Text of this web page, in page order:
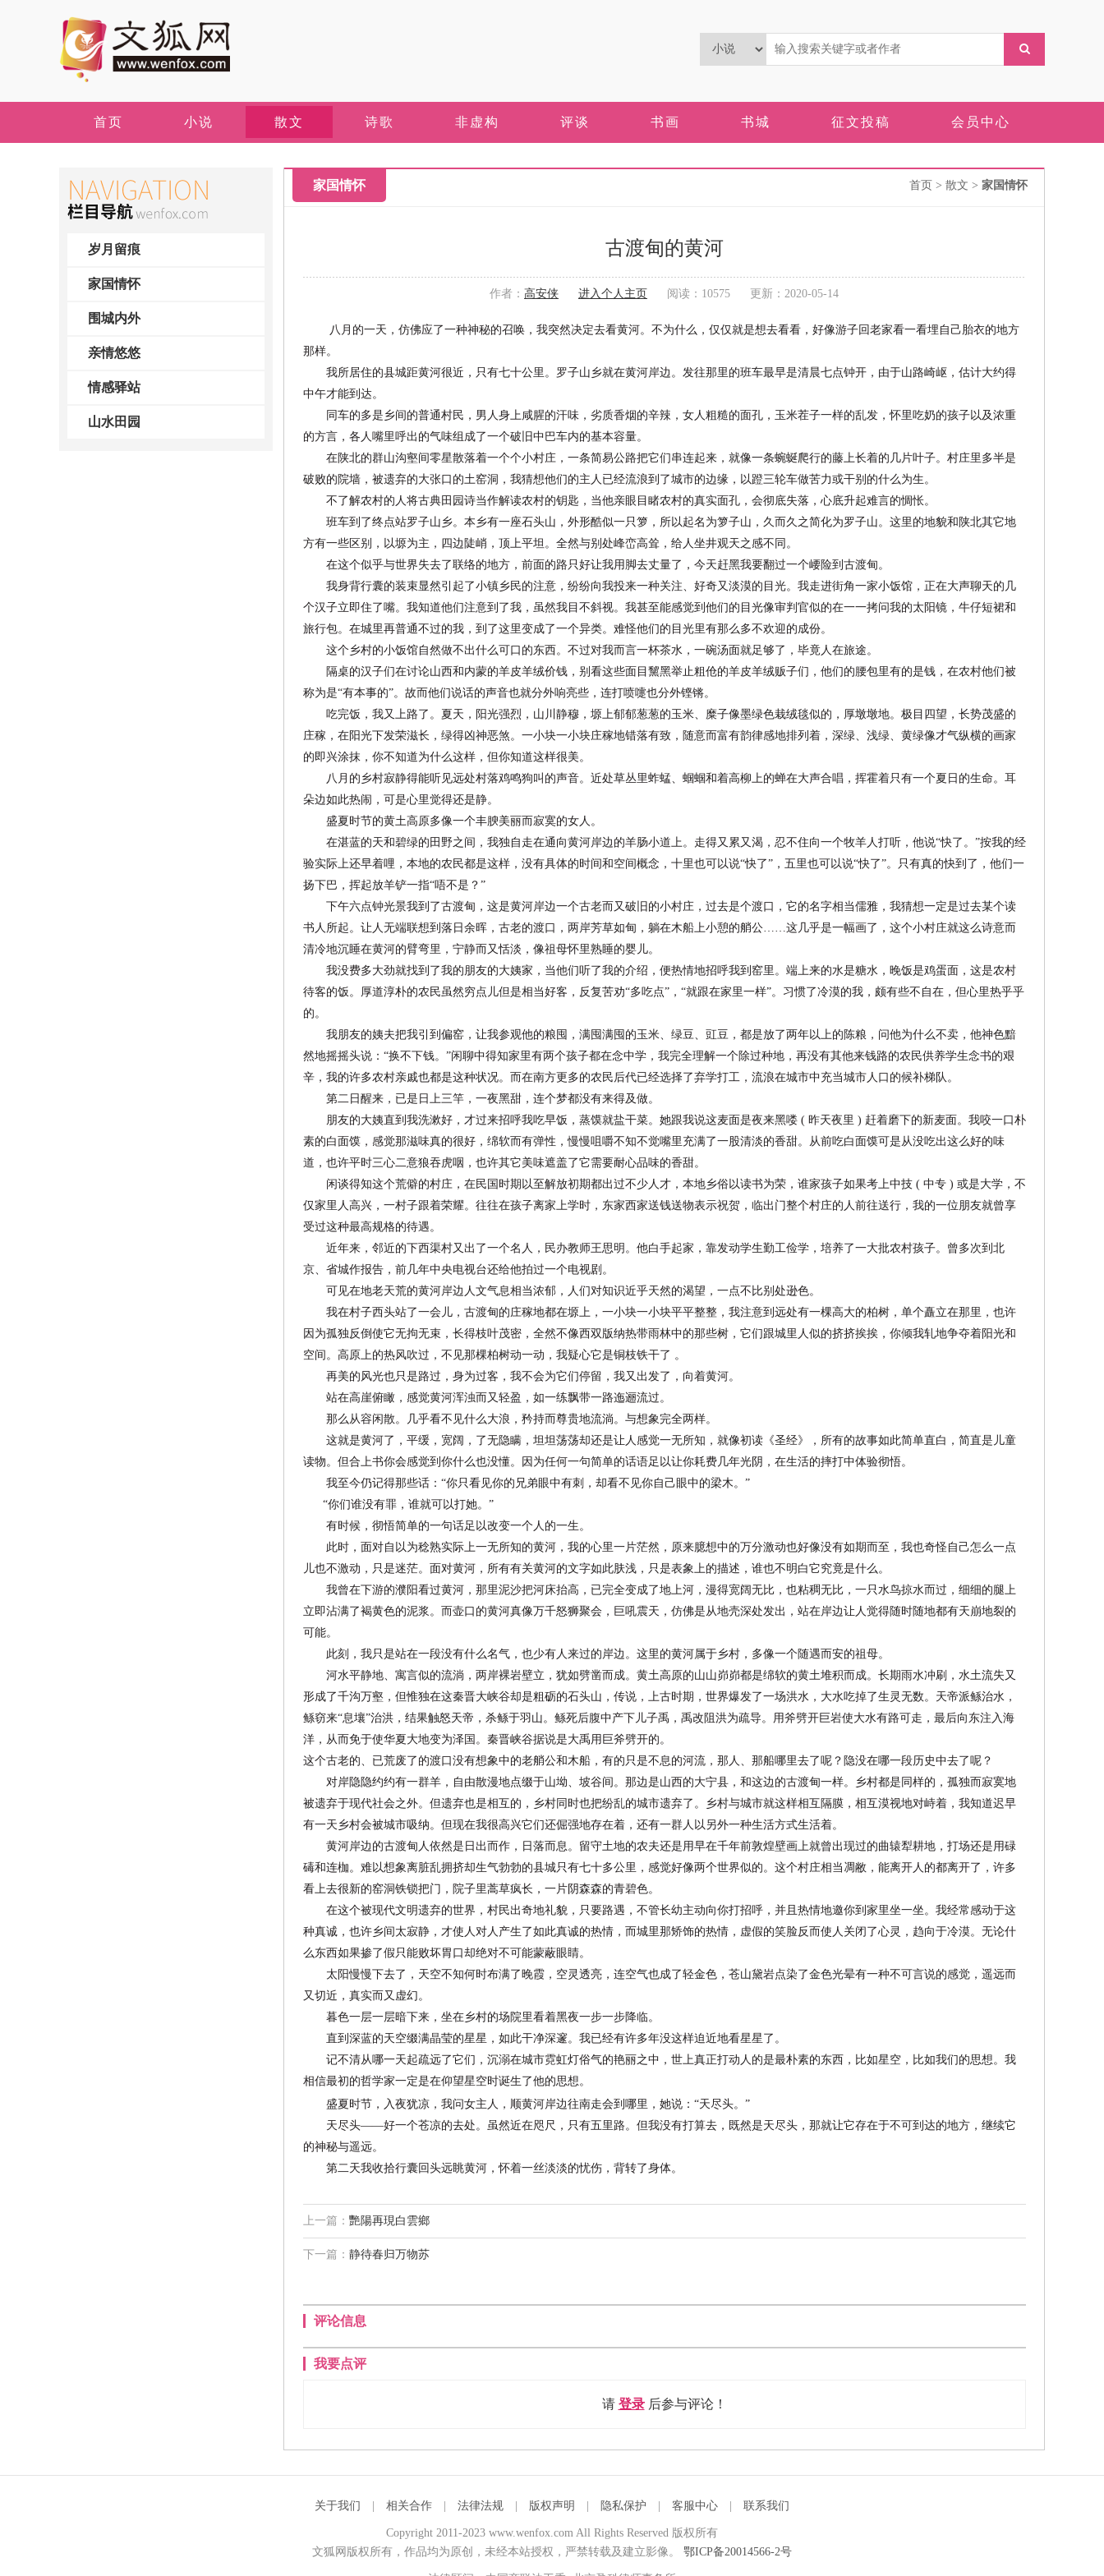
首页 小说 散文 诗歌 非虚构 评谈 书画 书城 征文投稿 会员中心
岁月留痕
家国情怀
围城内外
亲情悠悠
情感驿站
山水田园
家国情怀 首页 > 散文 > 家国情怀
古渡甸的黄河
作者： 高安侠 进入个人主页 阅读：10575 更新：2020-05-14
八月的一天，仿佛应了一种神秘的召唤，我突然决定去看黄河。不为什么，仅仅就是想去看看，好像游子回老家看一看埋自己胎衣的地方
那样。
我所居住的县城距黄河很近，只有七十公里。罗子山乡就在黄河岸边。发往那里的班车最早是清晨七点钟开，由于山路崎岖，估计大约得
中午才能到达。
同车的多是乡间的普通村民，男人身上咸腥的汗味，劣质香烟的辛辣，女人粗糙的面孔，玉米茬子一样的乱发，怀里吃奶的孩子以及浓重
的方言，各人嘴里呼出的气味组成了一个破旧中巴车内的基本容量。
在陕北的群山沟壑间零星散落着一个个小村庄，一条简易公路把它们串连起来，就像一条蜿蜒爬行的藤上长着的几片叶子。村庄里多半是
破败的院墙，被遗弃的大张口的土窑洞，我猜想他们的主人已经流浪到 了城市的边缘，以蹬三轮车做苦力或干别的什么为生。
不了解农村的人将古典田园诗当作解读农村的钥匙，当他亲眼目睹农村的真实面孔，会彻底失落，心底升起难言的惆怅。
班车到了终点站罗子山乡。本乡有一座石头山，外形酷似一只箩， 所以起名为箩子山，久而久之简化为罗子山。这里的地貌和陕北其它地
方有一些区别，以塬为主，四边陡峭，顶上平坦。全然与别处峰峦高耸， 给人坐井观天之感不同。
在这个似乎与世界失去了联络的地方，前面的路只好让我用脚去丈量了，今天赶黑我要翻过一个崾险到古渡甸。
我身背行囊的装束显然引起了小镇乡民的注意，纷纷向我投来一种关注、好奇又淡漠的目光。我走进街角一家小饭馆，正在大声聊天的几
个汉子立即住了嘴。我知道他们注意到了我，虽然我目不斜视。我甚至能感觉到他们的目光像审判官似的在一一拷问我的太阳镜，牛仔短裙和
旅行包。在城里再普通不过的我，到了这里变成了一个异类。难怪他们 的目光里有那么多不欢迎的成份。
这个乡村的小饭馆自然做不出什么可口的东西。不过对我而言一杯茶水，一碗汤面就足够了，毕竟人在旅途。
隔桌的汉子们在讨论山西和内蒙的羊皮羊绒价钱，别看这些面目黧黑举止粗伧的羊皮羊绒贩子们，他们的腰包里有的是钱，在农村他们被
称为是“有本事的”。故而他们说话的声音也就分外响亮些，连打喷嚏也分外铿锵。
吃完饭，我又上路了。夏天，阳光强烈，山川静穆，塬上郁郁葱葱的玉米、糜子像墨绿色栽绒毯似的，厚墩墩地。极目四望，长势茂盛的
庄稼，在阳光下发荣滋长，绿得凶神恶煞。一小块一小块庄稼地错落有致，随意而富有韵律感地排列着，深绿、浅绿、黄绿像才气纵横的画家
的即兴涂抹，你不知道为什么这样，但你知道这样很美。
八月的乡村寂静得能听见远处村落鸡鸣狗叫的声音。近处草丛里蚱蜢、蝈蝈和着高柳上的蝉在大声合唱，挥霍着只有一个夏日的生命。耳
朵边如此热闹，可是心里觉得还是静。
盛夏时节的黄土高原多像一个丰腴美丽而寂寞的女人。
在湛蓝的天和碧绿的田野之间，我独自走在通向黄河岸边的羊肠小道上。走得又累又渴，忍不住向一个牧羊人打听，他说“快了。”按我的经
验实际上还早着哩，本地的农民都是这样，没有具体的时间和空间概念，十里也可以说“快了”，五里也可以说“快了”。只有真的快到了， 他们一
扬下巴，挥起放羊铲一指“唔不是？”
下午六点钟光景我到了古渡甸，这是黄河岸边一个古老而又破旧的小村庄，过去是个渡口，它的名字相当儒雅，我猜想一定是过去某个读
书人所起。让人无端联想到落日余晖，古老的渡口，两岸芳草如甸，躺在木船上小憩的艄公……这几乎是一幅画了，这个小村庄就这么诗意而
清冷地沉睡在黄河的臂弯里，宁静而又恬淡，像祖母怀里熟睡的婴儿。
我没费多大劲就找到了我的朋友的大姨家，当他们听了我的介绍， 便热情地招呼我到窑里。端上来的水是糖水，晚饭是鸡蛋面，这是农村
待客的饭。厚道淳朴的农民虽然穷点儿但是相当好客，反复苦劝“多吃点”，“就跟在家里一样”。习惯了冷漠的我，颇有些不自在，但心里热乎乎
的。
我朋友的姨夫把我引到偏窑，让我参观他的粮囤，满囤满囤的玉米、 绿豆、豇豆，都是放了两年以上的陈粮，问他为什么不卖，他神色黯
然地摇摇头说：“换不下钱。”闲聊中得知家里有两个孩子都在念中学，我完全理解一个除过种地，再没有其他来钱路的农民供养学生念书的艰
辛， 我的许多农村亲戚也都是这种状况。而在南方更多的农民后代已经选择了弃学打工，流浪在城市中充当城市人口的候补梯队。
第二日醒来，已是日上三竿，一夜黑甜，连个梦都没有来得及做。
朋友的大姨直到我洗漱好，才过来招呼我吃早饭，蒸馍就盐干菜。她跟我说这麦面是夜来黑喽 ( 昨天夜里 ) 赶着磨下的新麦面。我咬一口朴
素的白面馍，感觉那滋味真的很好，绵软而有弹性，慢慢咀嚼不知不觉嘴里 充满了一股清淡的香甜。从前吃白面馍可是从没吃出这么好的味
道，也许平时三心二意狼吞虎咽，也许其它美味遮盖了它需要耐心品味的香甜。
闲谈得知这个荒僻的村庄，在民国时期以至解放初期都出过不少人才，本地乡俗以读书为荣，谁家孩子如果考上中技 ( 中专 ) 或是大学，不
仅家里人高兴，一村子跟着荣耀。往往在孩子离家上学时，东家西家送钱送物表示祝贺，临出门整个村庄的人前往送行，我的一位朋友就曾享
受过这种最高规格的待遇。
近年来，邻近的下西渠村又出了一个名人，民办教师王思明。他白手起家，靠发动学生勤工俭学，培养了一大批农村孩子。曾多次到北
京、 省城作报告，前几年中央电视台还给他拍过一个电视剧。
可见在地老天荒的黄河岸边人文气息相当浓郁，人们对知识近乎天然的渴望，一点不比别处逊色。
我在村子西头站了一会儿，古渡甸的庄稼地都在塬上，一小块一小块平平整整，我注意到远处有一棵高大的柏树，单个矗立在那里，也许
因为孤独反倒使它无拘无束，长得枝叶茂密，全然不像西双版纳热带雨林中的那些树，它们跟城里人似的挤挤挨挨，你倾我轧地争夺着阳光和
空间。高原上的热风吹过，不见那棵柏树动一动，我疑心它是铜枝铁干了 。
再美的风光也只是路过，身为过客，我不会为它们停留，我又出发了，向着黄河。
站在高崖俯瞰，感觉黄河浑浊而又轻盈，如一练飘带一路迤逦流过。
那么从容闲散。几乎看不见什么大浪，矜持而尊贵地流淌。与想象完全两样。
这就是黄河了，平缓，宽阔，了无隐瞒，坦坦荡荡却还是让人感觉一无所知，就像初读《圣经》，所有的故事如此简单直白，简直是儿童
读物。但合上书你会感觉到你什么也没懂。因为任何一句简单的话语足以让你耗费几年光阴，在生活的摔打中体验彻悟。
我至今仍记得那些话：“你只看见你的兄弟眼中有刺，却看不见你自 己眼中的梁木。”
“你们谁没有罪，谁就可以打她。”
有时候，彻悟简单的一句话足以改变一个人的一生。
此时，面对自以为稔熟实际上一无所知的黄河，我的心里一片茫然， 原来臆想中的万分激动也好像没有如期而至，我也奇怪自己怎么一点
儿也不激动，只是迷茫。面对黄河，所有有关黄河的文字如此肤浅，只是表象上的描述，谁也不明白它究竟是什么。
我曾在下游的濮阳看过黄河，那里泥沙把河床抬高，已完全变成了地上河，漫得宽阔无比，也粘稠无比，一只水鸟掠水而过，细细的腿上
立即沾满了褐黄色的泥浆。而壶口的黄河真像万千怒狮聚会，巨吼震天， 仿佛是从地壳深处发出，站在岸边让人觉得随时随地都有天崩地裂的
可能。
此刻，我只是站在一段没有什么名气，也少有人来过的岸边。这里 的黄河属于乡村，多像一个随遇而安的祖母。
河水平静地、寓言似的流淌，两岸裸岩壁立，犹如劈凿而成。黄土高原的山山峁峁都是绵软的黄土堆积而成。长期雨水冲刷，水土流失又
形成了千沟万壑，但惟独在这秦晋大峡谷却是粗砺的石头山，传说，上古时期，世界爆发了一场洪水，大水吃掉了生灵无数。天帝派鲧治水，
鲧窃来“息壤”治洪，结果触怒天帝，杀鲧于羽山。鲧死后腹中产下儿子禹，禹改阻洪为疏导。用斧劈开巨岩使大水有路可走，最后向东注 入海
洋，从而免于使华夏大地变为泽国。秦晋峡谷据说是大禹用巨斧劈开的。
这个古老的、已荒废了的渡口没有想象中的老艄公和木船，有的只是不息的河流，那人、那船哪里去了呢？隐没在哪一段历史中去了呢？
对岸隐隐约约有一群羊，自由散漫地点缀于山坳、坡谷间。那边是山西的大宁县，和这边的古渡甸一样。乡村都是同样的，孤独而寂寞地
被遗弃于现代社会之外。但遗弃也是相互的，乡村同时也把纷乱的城市遗弃了。乡村与城市就这样相互隔膜，相互漠视地对峙着，我知道迟早
有一天乡村会被城市吸纳。但现在我很高兴它们还倔强地存在着，还有一群人以另外一种生活方式生活着。
黄河岸边的古渡甸人依然是日出而作，日落而息。留守土地的农夫还是用早在千年前敦煌壁画上就曾出现过的曲辕犁耕地，打场还是用碌
碡和连枷。难以想象离脏乱拥挤却生气勃勃的县城只有七十多公里，感觉好像两个世界似的。这个村庄相当凋敝，能离开人的都离开了，许多
看上去很新的窑洞铁锁把门，院子里蒿草疯长，一片阴森森的青碧色。
在这个被现代文明遗弃的世界，村民出奇地礼貌，只要路遇，不管长幼主动向你打招呼，并且热情地邀你到家里坐一坐。我经常感动于这
种真诚，也许乡间太寂静，才使人对人产生了如此真诚的热情，而城里那矫饰的热情，虚假的笑脸反而使人关闭了心灵，趋向于冷漠。无论什
么东西如果掺了假只能败坏胃口却绝对不可能蒙蔽眼睛。
太阳慢慢下去了，天空不知何时布满了晚霞，空灵透亮，连空气也成了轻金色，苍山黛岩点染了金色光晕有一种不可言说的感觉，遥远而
又切近，真实而又虚幻。
暮色一层一层暗下来，坐在乡村的场院里看着黑夜一步一步降临。
直到深蓝的天空缀满晶莹的星星，如此干净深邃。我已经有许多年没这样迫近地看星星了。
记不清从哪一天起疏远了它们，沉溺在城市霓虹灯俗气的艳丽之中，世上真正打动人的是最朴素的东西，比如星空，比如我们的思想。我
相信最初的哲学家一定是在仰望星空时诞生了他的思想。
盛夏时节，入夜犹凉，我问女主人，顺黄河岸边往南走会到哪里， 她说：“天尽头。”
天尽头——好一个苍凉的去处。虽然近在咫尺，只有五里路。但我没有打算去，既然是天尽头，那就让它存在于不可到达的地方，继续它
的神秘与遥远。
第二天我收拾行囊回头远眺黄河，怀着一丝淡淡的忧伤，背转了身体。
上一篇： 艷陽再現白雲鄉
下一篇： 静待春归万物苏
评论信息
我要点评
请 登录后参与评论！
关于我们 相关合作 法律法规 版权声明 隐私保护 客服中心 联系我们
Copyright 2011-2023 www.wenfox.com All Rights Reserved 版权所有
文狐网版权所有，作品均为原创，未经本站授权，严禁转载及建立影像。 鄂ICP备20014566-2号